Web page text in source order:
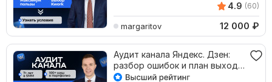
4.9 (60)
margaritov 12 000 ₽
Аудит канала Яндекс. Дзен:
разбор ошибок и план выхода
в топ